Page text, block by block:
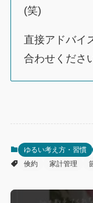
(笑)
直接アドバイ
合わせくださ
ゆるい考え方・習慣
倹約
家計管理